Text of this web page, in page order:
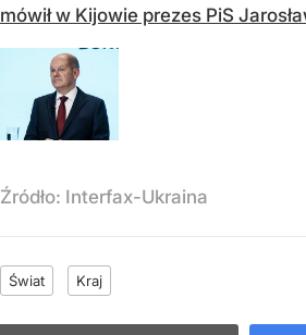
mówił w Kijowie prezes PiS
Źródło: Interfax-Ukraina
Świat Kraj